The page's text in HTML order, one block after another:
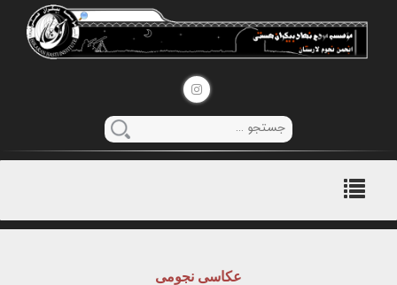
منوی
اصلی
عکاسی نجومی